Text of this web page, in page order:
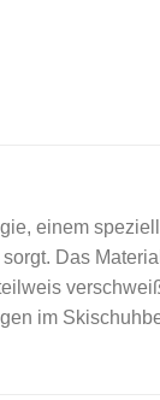
einem
Das
im